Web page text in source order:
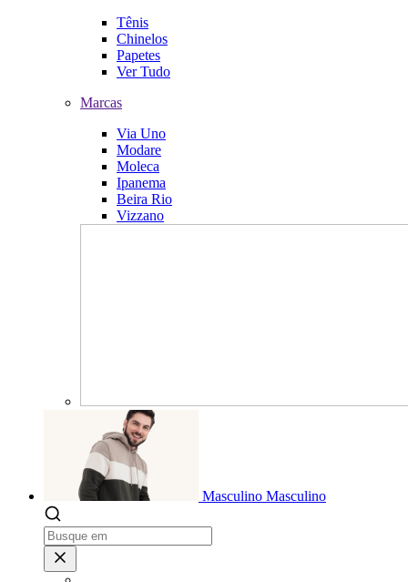
Tênis
Chinelos
Papetes
Ver Tudo
Marcas
Via Uno
Modare
Moleca
Ipanema
Beira Rio
Vizzano
Masculino Masculino